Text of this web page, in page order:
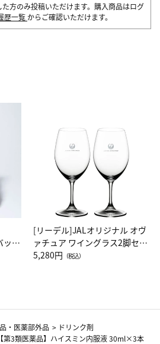
方のみ投稿いただけます。購入商品はログ
歴一覧 からご確認いただけます。
ッグ
ス
[リーデル]JALオリジナル オヴ
ァチュア ワイングラス2脚セッ
ト（レッドワイン）
5,280円 （税込）
・医薬部外品 > ドリンク剤
【第3類医薬品】ハイスミン内服液 30ml×3本